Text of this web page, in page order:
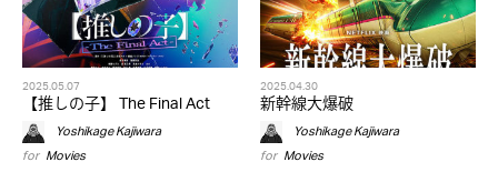
2025.05.07
【推しの子】 The Final Act
Yoshikage Kajiwara
for Movies
2025.04.30
新幹線大爆破
Yoshikage Kajiwara
for Movies